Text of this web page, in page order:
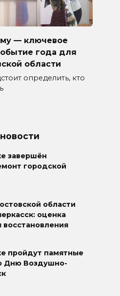
— ключевое
года для
области
определить, кто
завершён
городской
области
оценка
пройдут памятные
Дню Воздушно-